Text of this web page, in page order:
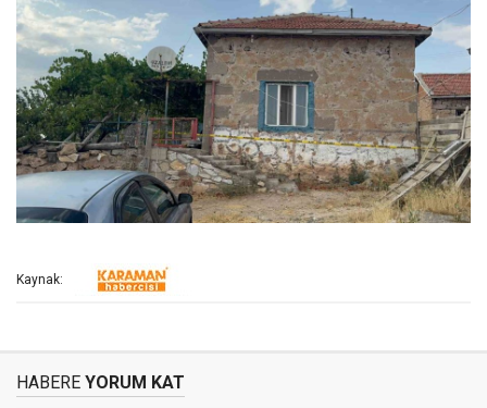
Kaynak:
HABERE YORUM KAT